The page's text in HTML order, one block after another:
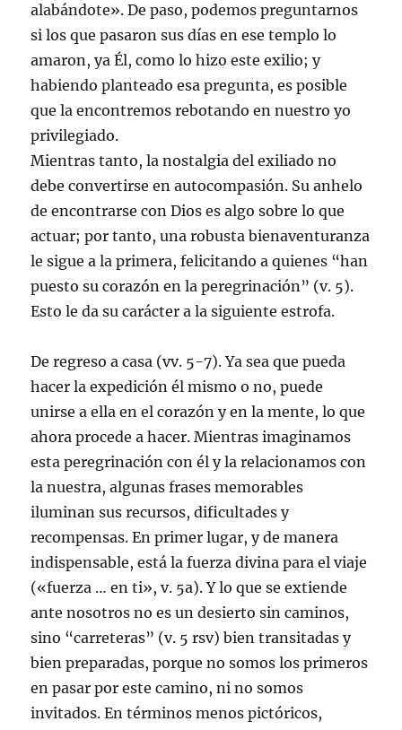
alabándote». De paso, podemos preguntarnos
si los que pasaron sus días en ese templo lo
amaron, ya Él, como lo hizo este exilio; y
habiendo planteado esa pregunta, es posible
que la encontremos rebotando en nuestro yo
privilegiado.
Mientras tanto, la nostalgia del exiliado no
debe convertirse en autocompasión. Su anhelo
de encontrarse con Dios es algo sobre lo que
actuar; por tanto, una robusta bienaventuranza
le sigue a la primera, felicitando a quienes “han
puesto su corazón en la peregrinación” (v. 5).
Esto le da su carácter a la siguiente estrofa.
De regreso a casa (vv. 5-7). Ya sea que pueda
hacer la expedición él mismo o no, puede
unirse a ella en el corazón y en la mente, lo que
ahora procede a hacer. Mientras imaginamos
esta peregrinación con él y la relacionamos con
la nuestra, algunas frases memorables
iluminan sus recursos, dificultades y
recompensas. En primer lugar, y de manera
indispensable, está la fuerza divina para el viaje
(«fuerza … en ti», v. 5a). Y lo que se extiende
ante nosotros no es un desierto sin caminos,
sino “carreteras” (v. 5 rsv) bien transitadas y
bien preparadas, porque no somos los primeros
en pasar por este camino, ni no somos
invitados. En términos menos pictóricos,